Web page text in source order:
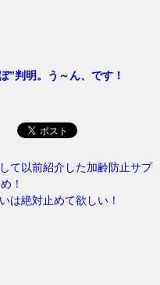
”判明。う～ん、です！
て以前紹介した加齢防止サプ
！
は絶対止めて欲しい！